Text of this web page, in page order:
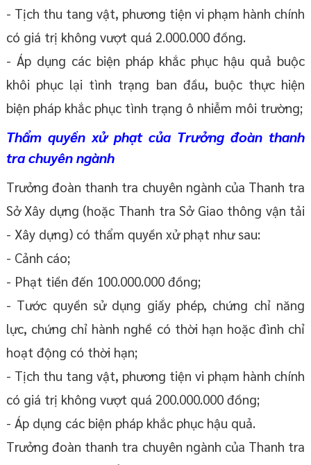
- Tịch thu tang vật, phương tiện vi phạm hành chính
có giá trị không vượt quá 2.000.000 đồng.
- Áp dụng các biện pháp khắc phục hậu quả buộc
khôi phục lại tình trạng ban đầu, buộc thực hiện
biện pháp khắc phục tình trạng ô nhiễm môi trường;
Thẩm quyền xử phạt của Trưởng đoàn thanh
tra chuyên ngành
Trưởng đoàn thanh tra chuyên ngành của Thanh tra
Sở Xây dựng (hoặc Thanh tra Sở Giao thông vận tải
- Xây dựng) có thẩm quyền xử phạt như sau:
- Cảnh cáo;
- Phạt tiền đến 100.000.000 đồng;
- Tước quyền sử dụng giấy phép, chứng chỉ năng
lực, chứng chỉ hành nghề có thời hạn hoặc đình chỉ
hoạt động có thời hạn;
- Tịch thu tang vật, phương tiện vi phạm hành chính
có giá trị không vượt quá 200.000.000 đồng;
- Áp dụng các biện pháp khắc phục hậu quả.
Trưởng đoàn thanh tra chuyên ngành của Thanh tra